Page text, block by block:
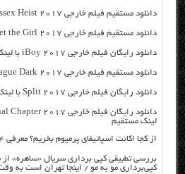
دانلود مستقیم فیلم خارجی Essex Heist 2017 از سرور سایت
دانلود مستقیم فیلم خارجی Get the Girl 2017 از سرور سایت
دانلود رایگان فیلم خارجی iBoy 2017 با لینک مستقیم
دانلود مستقیم فیلم خارجی Justice League Dark 2017 از سرور سایت
دانلود رایگان فیلم خارجی Split 2017 با لینک مستقیم
لینک مستقیم
از کجا اکانت اسپاتیفای پرمیوم بخریم؟ معرفی ۴ فروشگاه معتبر ایرانی
بررسی تطبیقی کپی برداری سریال «ساهره»
کپی‌برداری مو به مو / اینجا تهران است به